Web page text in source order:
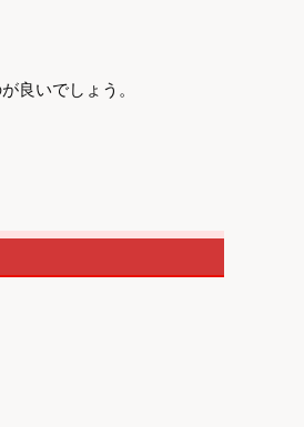
良いでしょう。